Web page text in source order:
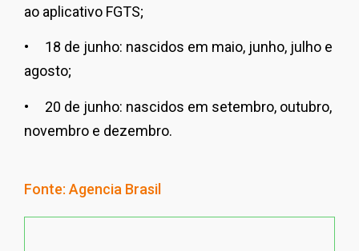
ao aplicativo FGTS;
• 18 de junho: nascidos em maio, junho, julho e
agosto;
• 20 de junho: nascidos em setembro, outubro,
novembro e dezembro.
Fonte: Agencia Brasil